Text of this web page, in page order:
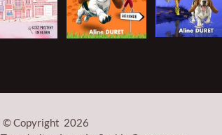
© Copyright 2026